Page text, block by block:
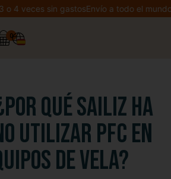
veces sin gastosEnvío a todo el mundo
0
bitácora
Sailiz
qué SAILIZ ha
utilizar PFC en
de vela?